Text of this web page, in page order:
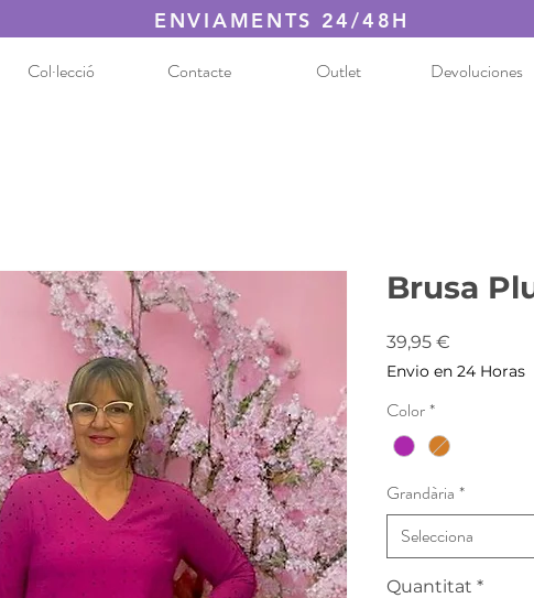
ENVIAMENTS 24/48H
Col·lecció Contacte Outlet Devoluciones
Brusa
39,95 €
Envio en 24 Horas
Color*
Grandària *
Selecciona
Quantitat *